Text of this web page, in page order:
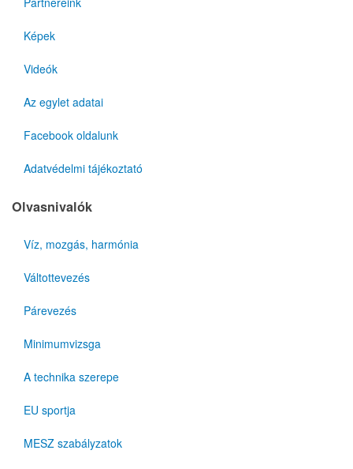
Képek
Videók
Az egylet adatai
Facebook oldalunk
Adatvédelmi tájékoztató
Olvasnivalók
Víz, mozgás, harmónia
Váltottevezés
Párevezés
Minimumvizsga
A technika szerepe
EU sportja
MESZ szabályzatok